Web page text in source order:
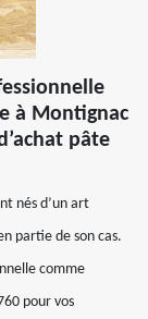
à Montignac
pâte
nés d’un art
partie de son cas.
comme
pour vos